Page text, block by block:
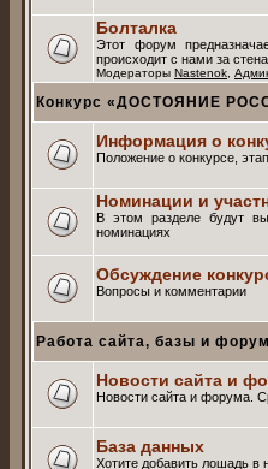
Болталка
Этот форум
происходит с нами за
Модераторы Nastenok
Конкурс «ДОСТОЯНИЕ
Информация о
Положение о конкурсе,
Номинации и
В этом разделе будут
номинациях
Обсуждение
Вопросы и комментарии
Работа сайта, базы и
Новости сайта и
Новости сайта и форума.
База данных
Хотите добавить лошадь